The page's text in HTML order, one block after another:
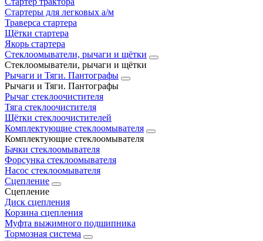
Стартеры для легковых а/м
Траверса стартера
Щётки стартера
Якорь стартера
Стеклоомыватели, рычаги и щётки
Стеклоомыватели, рычаги и щётки
Рычаги и Тяги. Пантографы
Рычаги и Тяги. Пантографы
Рычаг стеклоочистителя
Тяга стеклоочистителя
Щётки стеклоочистителей
Комплектующие стеклоомывателя
Комплектующие стеклоомывателя
Бачки стеклоомывателя
Форсунка стеклоомывателя
Насос стеклоомывателя
Сцепление
Сцепление
Диск сцепления
Корзина сцепления
Муфта выжимного подшипника
Тормозная система